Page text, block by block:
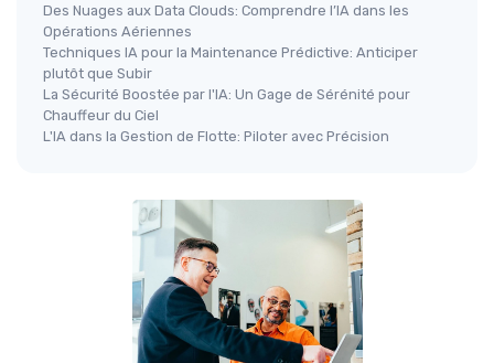
Des Nuages aux Data Clouds: Comprendre l’IA dans les
Opérations Aériennes
Techniques IA pour la Maintenance Prédictive: Anticiper
plutôt que Subir
La Sécurité Boostée par l'IA: Un Gage de Sérénité pour
Chauffeur du Ciel
L'IA dans la Gestion de Flotte: Piloter avec Précision